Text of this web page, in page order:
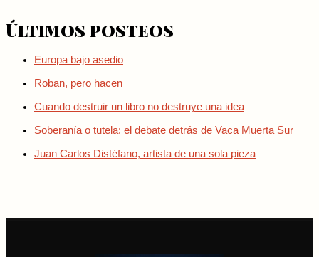
Últimos posteos
Europa bajo asedio
Roban, pero hacen
Cuando destruir un libro no destruye una idea
Soberanía o tutela: el debate detrás de Vaca Muerta Sur
Juan Carlos Distéfano, artista de una sola pieza